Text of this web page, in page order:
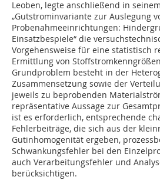
Leoben, legte anschließend in
„Gutstrominvariante zur Auslegung
Probenahmeeinrichtungen:
Einsatzbespiele“ die
Vorgehensweise für eine statistisch
Ermittlung von
Grundproblem besteht in der
Zusammensetzung sowie der
jeweils zu beprobenden
repräsentative Aussage zur
ist es erforderlich, entsprechende
Fehlerbeiträge, die sich aus der
Gutinhomogenität ergeben,
Schwankungsfehler bei den
auch Verarbeitungsfehler und
berücksichtigen.